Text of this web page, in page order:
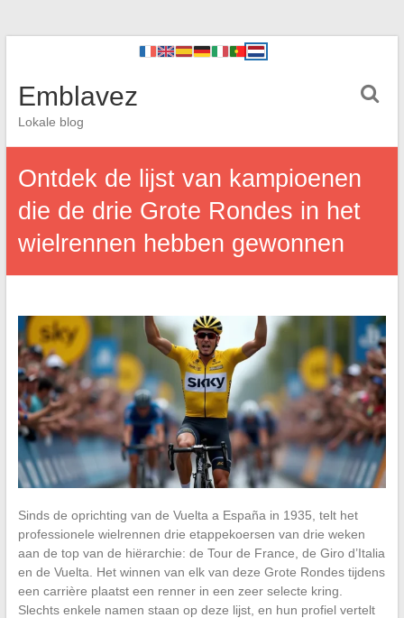
Emblavez
Lokale blog
Ontdek de lijst van kampioenen
die de drie Grote Rondes in het
wielrennen hebben gewonnen
Sinds de oprichting van de Vuelta a España in 1935, telt het
professionele wielrennen drie etappekoersen van drie weken
aan de top van de hiërarchie: de Tour de France, de Giro d’Italia
en de Vuelta. Het winnen van elk van deze Grote Rondes tijdens
een carrière plaatst een renner in een zeer selecte kring.
Slechts enkele namen staan op deze lijst, en hun profiel vertelt